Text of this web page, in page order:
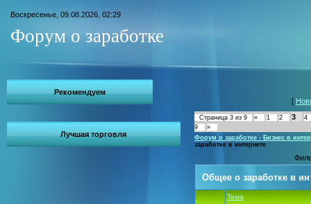
Воскресенье, 09.08.2026, 02:29
Форум о заработке
Рекомендуем
Лучшая торговля
[
Страница 3 из 9 « 1 2 3
4
9
»
Форум о заработке - Бизнес в
заработке в интернете
Общее о заработке в
Тема